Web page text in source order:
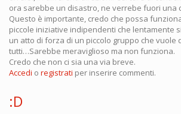
ora sarebbe un disastro, ne verrebe fuori una
Questo è importante, credo che possa
piccole iniziative indipendenti che lentamente
un atto di forza di un piccolo gruppo che vuole
tutti…Sarebbe meraviglioso ma non funziona.
Credo che non ci sia una via breve.
Accedi o registrati per inserire commenti.
:D